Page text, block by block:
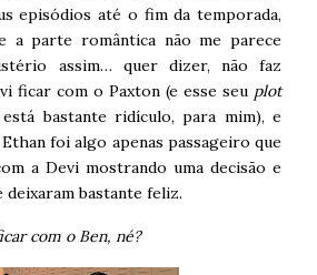
episódios até o fim da temporada,
a parte romântica não me parece
assim… quer dizer, não faz
ficar com o Paxton (e esse seu plot
bastante ridículo, para mim), e
foi algo apenas passageiro que
a Devi mostrando uma decisão e
deixaram bastante feliz.
com o Ben, né?